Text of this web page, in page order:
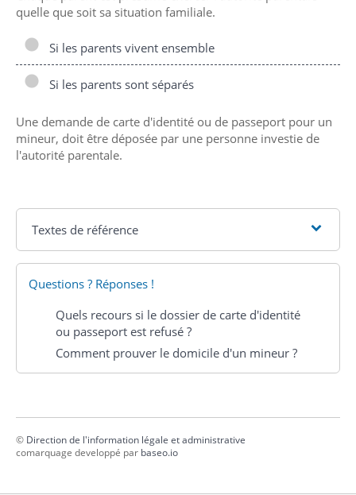
quelle que soit sa situation familiale.
Si les parents vivent ensemble
Si les parents sont séparés
Une demande de carte d'identité ou de passeport pour un
mineur, doit être déposée par une personne investie de
l'autorité parentale.
Textes de référence
Questions ? Réponses !
Quels recours si le dossier de carte d'identité
ou passeport est refusé ?
Comment prouver le domicile d'un mineur ?
© Direction de l'information légale et administrative
comarquage developpé par baseo.io